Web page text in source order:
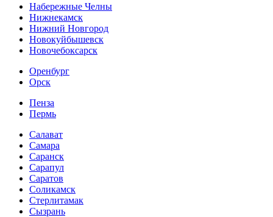
Набережные Челны
Нижнекамск
Нижний Новгород
Новокуйбышевск
Новочебоксарск
Оренбург
Орск
Пенза
Пермь
Салават
Самара
Саранск
Сарапул
Саратов
Соликамск
Стерлитамак
Сызрань